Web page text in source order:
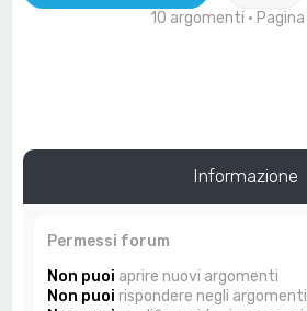
10 argomenti • Pagina
Informazione
Permessi forum
Non puoi aprire nuovi argomenti
Non puoi rispondere negli argomenti